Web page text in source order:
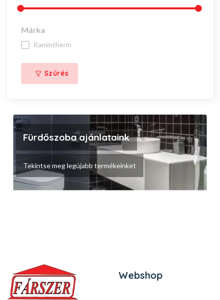
Márka
kamintherm
Szűrés
Fürdőszoba ajánlataink
Tekintse meg legújabb termékeinket
Webshop